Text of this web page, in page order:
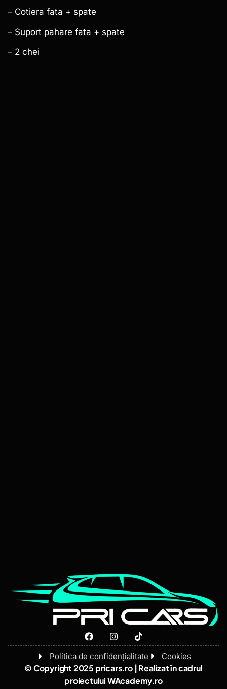
– Cotiera fata + spate
– Suport pahare fata + spate
– 2 chei
© Copyright 2025 pricars.ro | Realizat în cadrul
proiectuluiWAcademy.ro
Politica de confidențialitate Cookies